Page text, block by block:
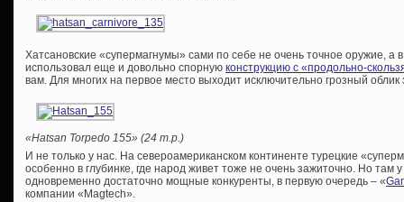
Хатсановские «супермагнумы» сами по себе не очень точное оружие, а
использовал еще и довольно спорную конструкцию с «продольно-
вам. Для многих на первое место выходит исключительно грозный облик
«Hatsan Torpedo 155» (24 т.р.)
И не только у нас. На североамериканском континенте турецкие
особенно в глубинке, где народ живет тоже не очень зажиточно. Но там
одновременно достаточно мощные конкуренты, в первую очередь – «
компании «Magtech».